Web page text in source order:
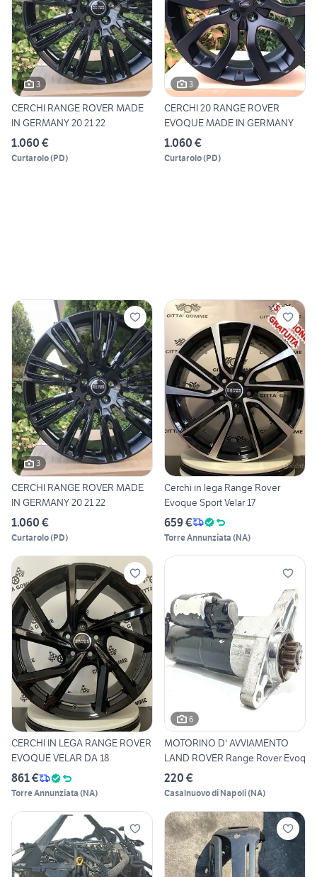
3
CERCHI RANGE ROVER MADE
IN GERMANY 20 21 22
1.060 €
Curtarolo(PD)
3
CERCHI 20 RANGE ROVER
EVOQUE MADE IN GERMANY
1.060 €
Curtarolo(PD)
3
CERCHI RANGE ROVER MADE
IN GERMANY 20 21 22
1.060 €
Curtarolo(PD)
Cerchi in lega Range Rover
Evoque Sport Velar 17
659 €
Torre Annunziata (NA)
CERCHI IN LEGA RANGE ROVER
EVOQUE VELAR DA 18
861 €
Torre Annunziata (NA)
6
MOTORINO D' AVVIAMENTO
LAND ROVER Range Rover Evoq
220 €
Casalnuovo di Napoli(NA)